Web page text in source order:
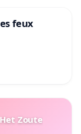
feux
Zoute